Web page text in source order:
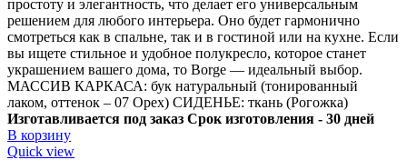
простоту и элегантность, что делает его универсальным
решением для любого интерьера. Оно будет гармонично
смотреться как в спальне, так и в гостиной или на кухне. Если
вы ищете стильное и удобное полукресло, которое станет
украшением вашего дома, то Borge — идеальный выбор.
МАССИВ КАРКАСА: бук натуральный (тонированный
лаком, оттенок – 07 Орех) СИДЕНЬЕ: ткань (Рогожка)
Изготавливается под заказ Срок изготовления - 30 дней
В корзину
Quick view